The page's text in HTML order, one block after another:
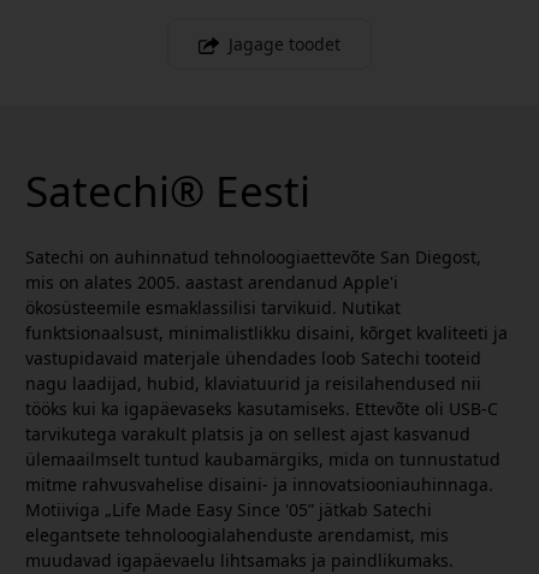
Jagage toodet
Satechi® Eesti
Satechi on auhinnatud tehnoloogiaettevõte San Diegost,
mis on alates 2005. aastast arendanud Apple'i
ökosüsteemile esmaklassilisi tarvikuid. Nutikat
funktsionaalsust, minimalistlikku disaini, kõrget kvaliteeti ja
vastupidavaid materjale ühendades loob Satechi tooteid
nagu laadijad, hubid, klaviatuurid ja reisilahendused nii
tööks kui ka igapäevaseks kasutamiseks. Ettevõte oli USB-C
tarvikutega varakult platsis ja on sellest ajast kasvanud
ülemaailmselt tuntud kaubamärgiks, mida on tunnustatud
mitme rahvusvahelise disaini- ja innovatsiooniauhinnaga.
Motiiviga „Life Made Easy Since '05” jätkab Satechi
elegantsete tehnoloogialahenduste arendamist, mis
muudavad igapäevaelu lihtsamaks ja paindlikumaks.